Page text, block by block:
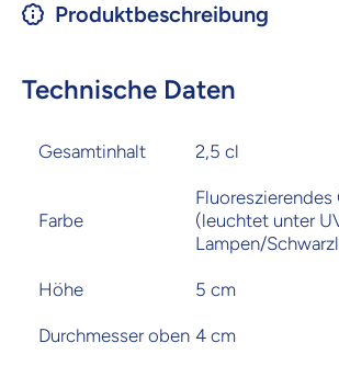
Produktbeschreibung
Technische Daten
Gesamtinhalt 2,5 cl
Farbe
Fluoreszierendes
(leuchtet unter
Lampen/
Höhe 5 cm
Durchmesser oben 4 cm